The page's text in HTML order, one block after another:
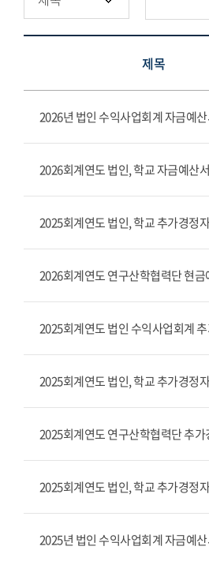
제목
2026년 법인 수익사업회계 자금예
2026회계연도 법인, 학교 자금예산
2025회계연도 법인, 학교 추가경정
2026회계연도 연구산학협력단 현금
2025회계연도 법인, 학교 추가경정
2025회계연도 법인, 학교 추가경정
2025년 법인 수익사업회계 자금예